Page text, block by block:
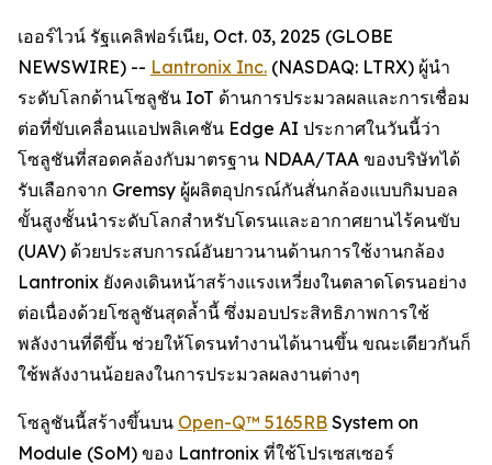
เออร์ไวน์ รัฐแคลิฟอร์เนีย, Oct. 03, 2025 (GLOBE
NEWSWIRE) -- Lantronix Inc. (NASDAQ: LTRX) ผู้นำ
ระดับโลกด้านโซลูชัน IoT ด้านการประมวลผลและการเชื่อม
ต่อที่ขับเคลื่อนแอปพลิเคชัน Edge AI ประกาศในวันนี้ว่า
โซลูชันที่สอดคล้องกับมาตรฐาน NDAA/TAA ของบริษัทได้
รับเลือกจาก Gremsy ผู้ผลิตอุปกรณ์กันสั่นกล้องแบบกิมบอล
ขั้นสูงชั้นนำระดับโลกสำหรับโดรนและอากาศยานไร้คนขับ
(UAV) ด้วยประสบการณ์อันยาวนานด้านการใช้งานกล้อง
Lantronix ยังคงเดินหน้าสร้างแรงเหวี่ยงในตลาดโดรนอย่าง
ต่อเนื่องด้วยโซลูชันสุดล้ำนี้ ซึ่งมอบประสิทธิภาพการใช้
พลังงานที่ดีขึ้น ช่วยให้โดรนทำงานได้นานขึ้น ขณะเดียวกันก็
ใช้พลังงานน้อยลงในการประมวลผลงานต่างๆ
โซลูชันนี้สร้างขึ้นบน Open-Q™ 5165RB System on
Module (SoM) ของ Lantronix ที่ใช้โปรเซสเซอร์